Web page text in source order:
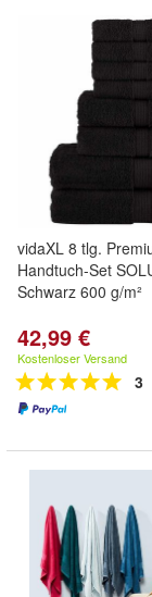
vidaXL 8 tlg.
Handtuch-Set
Schwarz 600 g/m²
42,99 €
Kostenloser Versand
3